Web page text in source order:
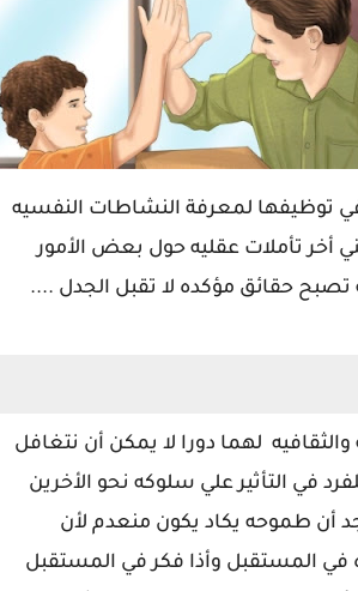
في توظيفها لمعرفة النشاطات النفسيه
أخر تأملات عقليه حول بعض الأمور
تصبح حقائق مؤكده لا تقبل الجدل ....
والثقافيه لهما دورا لا يمكن أن نتغافل
في التأثير علي سلوكه نحو الأخرين
أن طموحه يكاد يكون منعدم لأن
المستقبل وأذا فكر في المستقبل